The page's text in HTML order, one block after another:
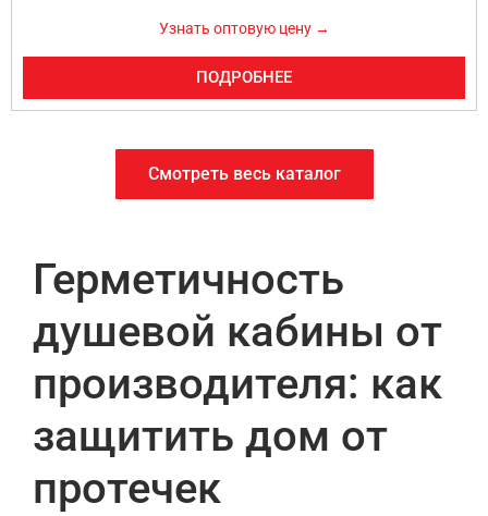
Узнать оптовую цену →
ПОДРОБНЕЕ
Смотреть весь каталог
Герметичность
душевой кабины от
производителя: как
защитить дом от
протечек